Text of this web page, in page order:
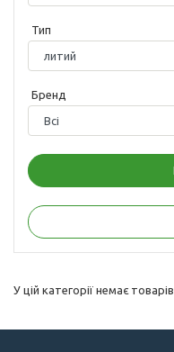
Тип
Бренд
У цій категорії немає товарів.